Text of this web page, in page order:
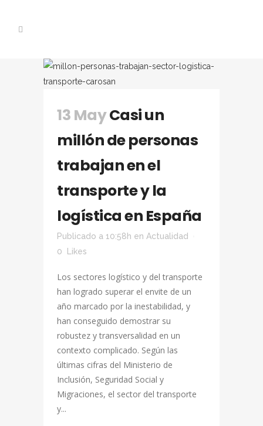
13 MayCasi un
millón de personas
trabajan en el
transporte y la
logística en España
Publicado a 10:58h en Actualidad
0
Likes
Los sectores logístico y del transporte
han logrado superar el envite de un
año marcado por la inestabilidad, y
han conseguido demostrar su
robustez y transversalidad en un
contexto complicado. Según las
últimas cifras del Ministerio de
Inclusión, Seguridad Social y
Migraciones, el sector del transporte
y...